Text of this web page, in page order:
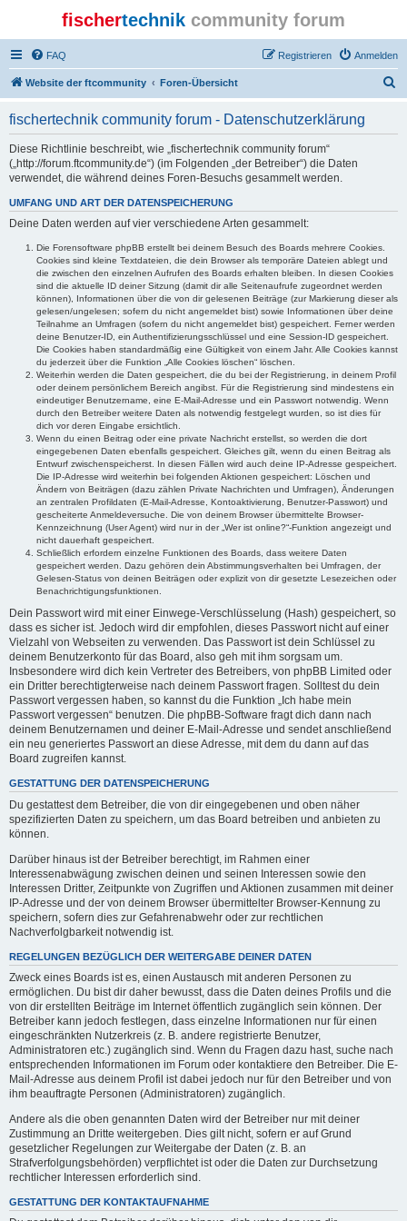
fischertechnik community forum
FAQ Anmelden
Registrieren
Website der ftcommunity Foren-Übersicht
fischertechnik community forum - Datenschutzerklärung
Diese Richtlinie beschreibt, wie „fischertechnik community forum“
(„http://forum.ftcommunity.de“) (im Folgenden „der Betreiber“) die Daten
verwendet, die während deines Foren-Besuchs gesammelt werden.
UMFANG UND ART DER DATENSPEICHERUNG
Deine Daten werden auf vier verschiedene Arten gesammelt:
Die Forensoftware phpBB erstellt bei deinem Besuch des Boards mehrere Cookies.
Cookies sind kleine Textdateien, die dein Browser als temporäre Dateien ablegt und
die zwischen den einzelnen Aufrufen des Boards erhalten bleiben. In diesen Cookies
sind die aktuelle ID deiner Sitzung (damit dir alle Seitenaufrufe zugeordnet werden
können), Informationen über die von dir gelesenen Beiträge (zur Markierung dieser als
gelesen/ungelesen; sofern du nicht angemeldet bist) sowie Informationen über deine
Teilnahme an Umfragen (sofern du nicht angemeldet bist) gespeichert. Ferner werden
deine Benutzer-ID, ein Authentifizierungsschlüssel und eine Session-ID gespeichert.
Die Cookies haben standardmäßig eine Gültigkeit von einem Jahr. Alle Cookies kannst
du jederzeit über die Funktion „Alle Cookies löschen“ löschen.
Weiterhin werden die Daten gespeichert, die du bei der Registrierung, in deinem Profil
oder deinem persönlichem Bereich angibst. Für die Registrierung sind mindestens ein
eindeutiger Benutzername, eine E-Mail-Adresse und ein Passwort notwendig. Wenn
durch den Betreiber weitere Daten als notwendig festgelegt wurden, so ist dies für
dich vor deren Eingabe ersichtlich.
Wenn du einen Beitrag oder eine private Nachricht erstellst, so werden die dort
eingegebenen Daten ebenfalls gespeichert. Gleiches gilt, wenn du einen Beitrag als
Entwurf zwischenspeicherst. In diesen Fällen wird auch deine IP-Adresse gespeichert.
Die IP-Adresse wird weiterhin bei folgenden Aktionen gespeichert: Löschen und
Ändern von Beiträgen (dazu zählen Private Nachrichten und Umfragen), Änderungen
an zentralen Profildaten (E-Mail-Adresse, Kontoaktivierung, Benutzer-Passwort) und
gescheiterte Anmeldeversuche. Die von deinem Browser übermittelte Browser-
Kennzeichnung (User Agent) wird nur in der „Wer ist online?“-Funktion angezeigt und
nicht dauerhaft gespeichert.
Schließlich erfordern einzelne Funktionen des Boards, dass weitere Daten
gespeichert werden. Dazu gehören dein Abstimmungsverhalten bei Umfragen, der
Gelesen-Status von deinen Beiträgen oder explizit von dir gesetzte Lesezeichen oder
Benachrichtigungsfunktionen.
Dein Passwort wird mit einer Einwege-Verschlüsselung (Hash) gespeichert, so
dass es sicher ist. Jedoch wird dir empfohlen, dieses Passwort nicht auf einer
Vielzahl von Webseiten zu verwenden. Das Passwort ist dein Schlüssel zu
deinem Benutzerkonto für das Board, also geh mit ihm sorgsam um.
Insbesondere wird dich kein Vertreter des Betreibers, von phpBB Limited oder
ein Dritter berechtigterweise nach deinem Passwort fragen. Solltest du dein
Passwort vergessen haben, so kannst du die Funktion „Ich habe mein
Passwort vergessen“ benutzen. Die phpBB-Software fragt dich dann nach
deinem Benutzernamen und deiner E-Mail-Adresse und sendet anschließend
ein neu generiertes Passwort an diese Adresse, mit dem du dann auf das
Board zugreifen kannst.
GESTATTUNG DER DATENSPEICHERUNG
Du gestattest dem Betreiber, die von dir eingegebenen und oben näher
spezifizierten Daten zu speichern, um das Board betreiben und anbieten zu
können.
Darüber hinaus ist der Betreiber berechtigt, im Rahmen einer
Interessenabwägung zwischen deinen und seinen Interessen sowie den
Interessen Dritter, Zeitpunkte von Zugriffen und Aktionen zusammen mit deiner
IP-Adresse und der von deinem Browser übermittelter Browser-Kennung zu
speichern, sofern dies zur Gefahrenabwehr oder zur rechtlichen
Nachverfolgbarkeit notwendig ist.
REGELUNGEN BEZÜGLICH DER WEITERGABE DEINER DATEN
Zweck eines Boards ist es, einen Austausch mit anderen Personen zu
ermöglichen. Du bist dir daher bewusst, dass die Daten deines Profils und die
von dir erstellten Beiträge im Internet öffentlich zugänglich sein können. Der
Betreiber kann jedoch festlegen, dass einzelne Informationen nur für einen
eingeschränkten Nutzerkreis (z. B. andere registrierte Benutzer,
Administratoren etc.) zugänglich sind. Wenn du Fragen dazu hast, suche nach
entsprechenden Informationen im Forum oder kontaktiere den Betreiber. Die E-
Mail-Adresse aus deinem Profil ist dabei jedoch nur für den Betreiber und von
ihm beauftragte Personen (Administratoren) zugänglich.
Andere als die oben genannten Daten wird der Betreiber nur mit deiner
Zustimmung an Dritte weitergeben. Dies gilt nicht, sofern er auf Grund
gesetzlicher Regelungen zur Weitergabe der Daten (z. B. an
Strafverfolgungsbehörden) verpflichtet ist oder die Daten zur Durchsetzung
rechtlicher Interessen erforderlich sind.
GESTATTUNG DER KONTAKTAUFNAHME